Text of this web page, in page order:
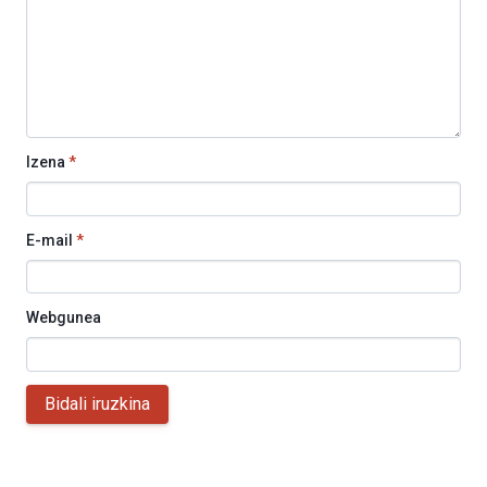
Izena *
E-mail *
Webgunea
Bidali iruzkina